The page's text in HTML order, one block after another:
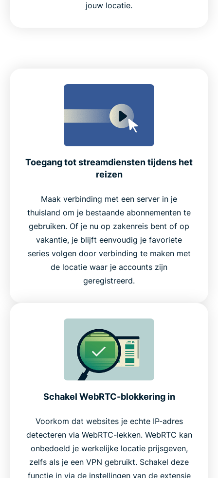
jouw locatie.
Toegang tot streamdiensten tijdens het
reizen
Maak verbinding met een server in je
thuisland om je bestaande abonnementen te
gebruiken. Of je nu op zakenreis bent of op
vakantie, je blijft eenvoudig je favoriete
series volgen door verbinding te maken met
de locatie waar je accounts zijn
geregistreerd.
Schakel WebRTC-blokkering in
Voorkom dat websites je echte IP-adres
detecteren via WebRTC-lekken. WebRTC kan
onbedoeld je werkelijke locatie prijsgeven,
zelfs als je een VPN gebruikt. Schakel deze
functie in via de instellingen van de extensie